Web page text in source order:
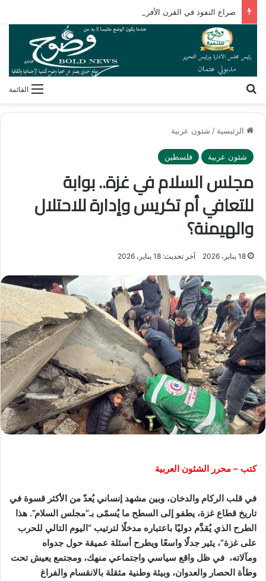
القائمة
الرئيسية / شئون عربية
شئون عربية فلسطين
مجلس السلام في غزة.. بوابة
للتعافي أم تكريس وإدارة للاحتلال
والهيمنة؟
18 يناير، 2026 آخر تحديث: 18 يناير، 2026
كتب – محرر الشئون العربية
في قلب الركام والدخان، وبين مشهد إنساني يُعدّ من الأكثر قسوة في
تاريخ قطاع غزة، يطفو إلى السطح ما يُسمّى بـ”مجلس السلام”. هذا
الطرح الذي يُقدَّم دوليًا باعتباره مدخلًا لترتيب “اليوم التالي للحرب
على غزة”، يثير جدلًا واسعًا ويطرح أسئلة عميقة حول جدواه
ومآلاته، في ظل واقع سياسي واجتماعي منهك، ومجتمع يعيش تحت
وطأة الحصار والعدوان، وبيئة وطنية مثقلة بالانقسام والفراغ